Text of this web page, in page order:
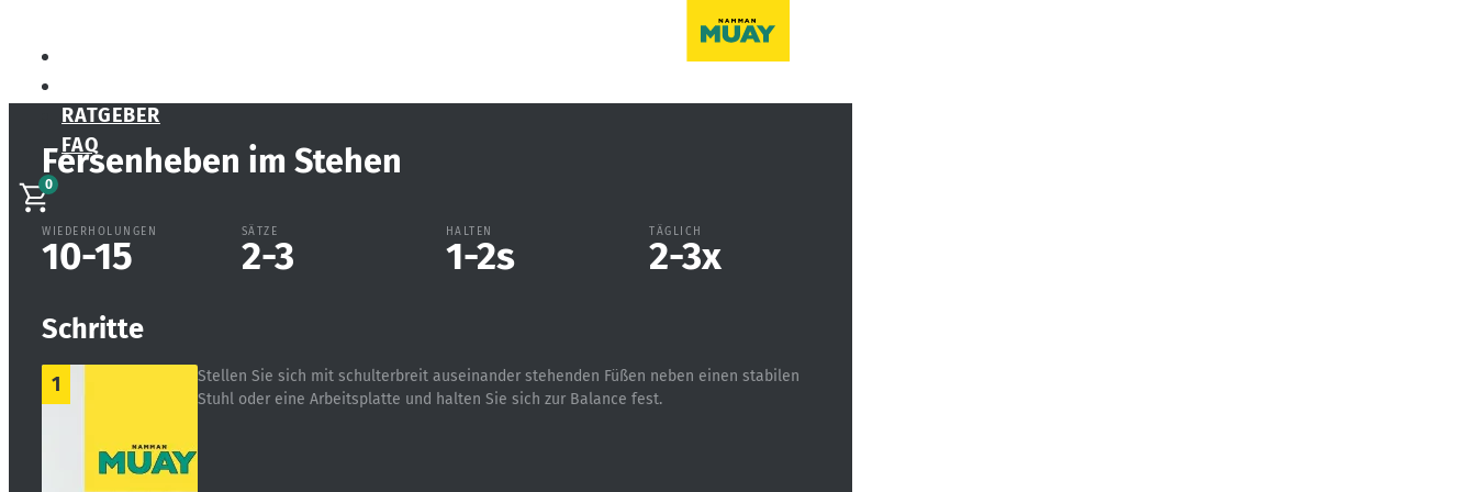
RATGEBER
FAQ
0
Fersenheben im Stehen
WIEDERHOLUNGEN
10-15
SÄTZE
2-3
HALTEN
1-2s
TÄGLICH
2-3x
Schritte
1
Stellen Sie sich mit schulterbreit auseinander stehenden Füßen neben einen stabilen
Stuhl oder eine Arbeitsplatte und halten Sie sich zur Balance fest.